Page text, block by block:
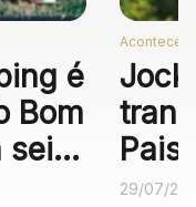
é
Bom
seis
Pais
29/07/